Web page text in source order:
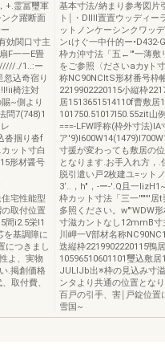
+.霊冨璽軍
ク躍断面
効関口寸主
F一一E畳
./1..:ー
忽込奇宿り
椅注対
~側より
問7(748)1
沓掴り沓f
ット寸白
形材醤号
宅性能型
取付位置
間i2.5栄I1
を基調障に
につきまし
よ、実物
.掲創価格
取付費、
基本寸法/納まり参考図片
ト￨・DIIII置置ウッディ
ットノンケーシンクワッ
ンιけぐ一中什的ー
枠カ沖寸法「五←'"一薄敷
をご参照〈ださいaカyト
称NC90NCltS形材番号枠
2219902220115小縦枠
居1513651514110f曹敷居
101750.51017I50.55zit山
===-LFW呼称(枠外寸法)IA
ア
寸援が変わっても敷居の
となります.お手入れ方，.
脱引遣い戸2枚建ユ=ット
3‘..，h"，-ー-'.Q且一
枠カット寸法「三一'""'''居
多照ください。w"'WDW
寸滋カントなし12mmB寸
川岬一V部材名称
迭縦枠2219902220115鴨
10596510601101璽込敷
JULlJb出※枠の見込み寸
ンタより共通の位置とな
百戸の引手、害￨戸錠位置
雪国~